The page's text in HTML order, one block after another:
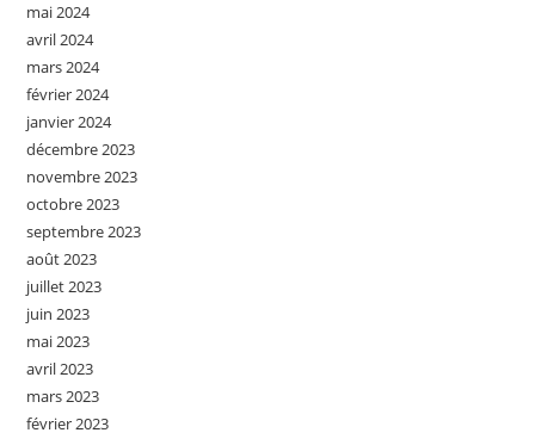
mai 2024
avril 2024
mars 2024
février 2024
janvier 2024
décembre 2023
novembre 2023
octobre 2023
septembre 2023
août 2023
juillet 2023
juin 2023
mai 2023
avril 2023
mars 2023
février 2023